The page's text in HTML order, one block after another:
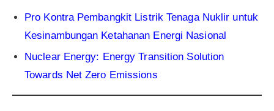
Pro Kontra Pembangkit Listrik Tenaga Nuklir untuk
Kesinambungan Ketahanan Energi Nasional
Nuclear Energy: Energy Transition Solution
Towards Net Zero Emissions